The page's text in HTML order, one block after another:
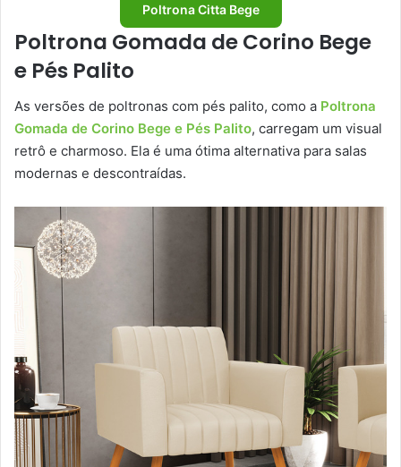
Poltrona Citta Bege
Poltrona Gomada de Corino Bege
e Pés Palito
As versões de poltronas com pés palito, como a Poltrona
Gomada de Corino Bege e Pés Palito, carregam um visual
retrô e charmoso. Ela é uma ótima alternativa para salas
modernas e descontraídas.